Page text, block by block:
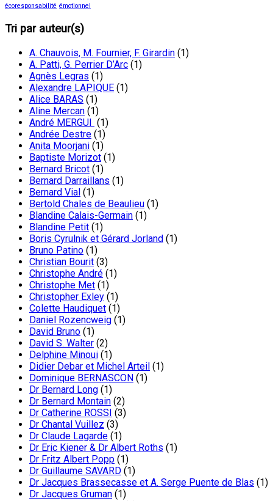
écoresponsabilité émotionnel
Tri par auteur(s)
A. Chauvois, M. Fournier, F. Girardin (1)
A. Patti, G. Perrier D’Arc (1)
Agnès Legras (1)
Alexandre LAPIQUE (1)
Alice BARAS (1)
Aline Mercan (1)
André MERGUI (1)
Andrée Destre (1)
Anita Moorjani (1)
Baptiste Morizot (1)
Bernard Bricot (1)
Bernard Darraillans (1)
Bernard Vial (1)
Bertold Chales de Beaulieu (1)
Blandine Calais-Germain (1)
Blandine Petit (1)
Boris Cyrulnik et Gérard Jorland (1)
Bruno Patino (1)
Christian Bourit (3)
Christophe André (1)
Christophe Met (1)
Christopher Exley (1)
Colette Haudiquet (1)
Daniel Rozencweig (1)
David Bruno (1)
David S. Walter (2)
Delphine Minoui (1)
Didier Debar et Michel Arteil (1)
Dominique BERNASCON (1)
Dr Bernard Long (1)
Dr Bernard Montain (2)
Dr Catherine ROSSI (3)
Dr Chantal Vuillez (3)
Dr Claude Lagarde (1)
Dr Eric Kiener & Dr Albert Roths (1)
Dr Fritz Albert Popp (1)
Dr Guillaume SAVARD (1)
Dr Jacques Brassecasse et A. Serge Puente de Blas (1)
Dr Jacques Gruman (1)